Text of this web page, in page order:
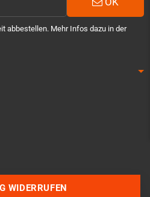
abbestellen. Mehr Infos dazu in der
WIDERRUFEN